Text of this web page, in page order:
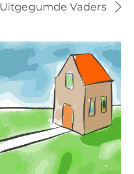
Uitgegumde Vaders